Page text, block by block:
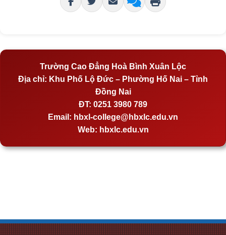
Trường Cao Đẳng Hoà Bình Xuân Lộc
Địa chỉ: Khu Phố Lộ Đức – Phường Hố Nai – Tỉnh
Đồng Nai
ĐT: 0251 3980 789
Email: hbxl-college@hbxlc.edu.vn
Web: hbxlc.edu.vn